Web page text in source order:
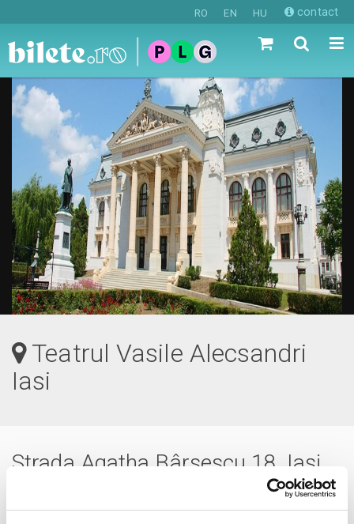
RO EN HU contact
Teatrul Vasile Alecsandri
Iasi
Strada Agatha Bârsescu 18, Iași